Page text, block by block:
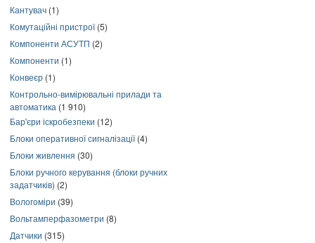
Кантувач (1)
Комутаційні пристрої(5)
Компоненти АСУТП (2)
Компоненти (1)
Конвеєр (1)
Контрольно-вимірювальні прилади та
автоматика (1 910)
Бар'єри іскробезпеки (12)
Блоки оперативної сигналізації(4)
Блоки живлення (30)
Блоки ручного керування (блоки ручних
задатчиків) (2)
Вологоміри (39)
Вольтамперфазометри (8)
Датчики (315)